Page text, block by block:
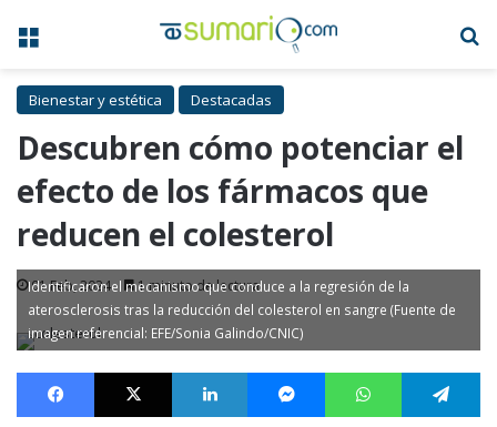
Menú
Bienestar y estética Destacadas
Descubren cómo potenciar el
efecto de los fármacos que
reducen el colesterol
01 Feb, 2024 1 minuto de lectura
Identificaron el mecanismo que conduce a la regresión de la
aterosclerosis tras la reducción del colesterol en sangre (Fuente de
imagen referencial: EFE/Sonia Galindo/CNIC)
Facebook X LinkedIn MessengerWhatsApp